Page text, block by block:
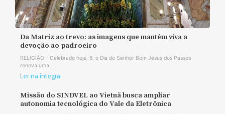
Da Matriz ao trevo: as imagens que mantêm viva a
devoção ao padroeiro
RELIGIÃO - Celebrado hoje, 6, o Dia do Senhor Bom Jesus dos Passos
renova uma...
Ler na íntegra
Missão do SINDVEL ao Vietnã busca ampliar
autonomia tecnológica do Vale da Eletrônica